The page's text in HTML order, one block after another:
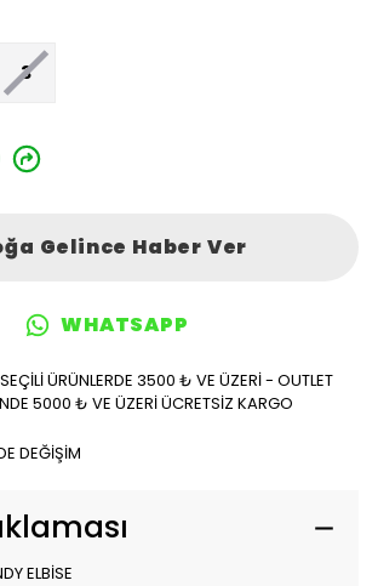
3
Gelince Haber Ver
WHATSAPP
ÜRÜNLERDE 3500 ₺ VE ÜZERİ - OUTLET
5000 ₺ VE ÜZERİ ÜCRETSİZ KARGO
DEĞİŞİM
ELBİSE